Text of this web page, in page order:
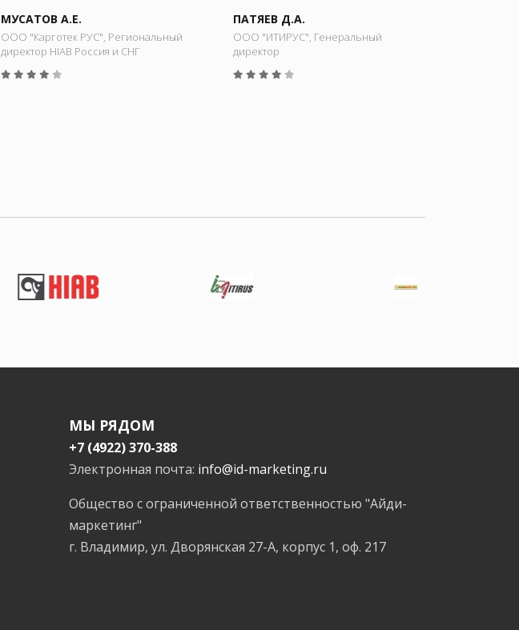
МУСАТОВ А.Е.
ООО "Карготек РУС", Региональный
директор HIAB Россия и СНГ
ПАТЯЕВ Д.А.
ООО "ИТИРУС", Генеральный
директор
МЫ РЯДОМ
+7 (4922) 370-388
Электронная почта: info@id-marketing.ru
Общество с ограниченной ответственностью "Айди-
маркетинг"
г. Владимир, ул. Дворянская 27-А, корпус 1, оф. 217